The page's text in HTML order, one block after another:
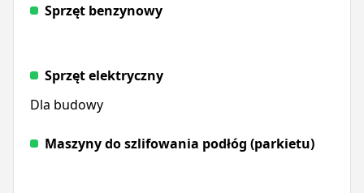
Sprzęt benzynowy
Sprzęt elektryczny
Dla budowy
Maszyny do szlifowania podłóg (parkietu)